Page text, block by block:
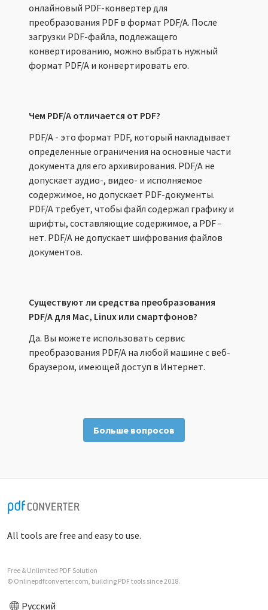
онлайновый PDF-конвертер для
преобразования PDF в формат PDF/A. После
загрузки PDF-файла, подлежащего
конвертированию, можно выбрать нужный
формат PDF/A и конвертировать его.
Чем PDF/A отличается от PDF?
PDF/A - это формат PDF, который накладывает
определенные ограничения на основные части
документа для его архивирования. PDF/A не
допускает аудио-, видео- и исполняемое
содержимое, но допускает PDF-документы.
PDF/A требует, чтобы файл содержал графику и
шрифты, составляющие содержимое, а PDF -
нет. PDF/A не допускает шифрования файлов
документов.
Существуют ли средства преобразования
PDF/A для Mac, Linux или смартфонов?
Да. Вы можете использовать сервис
преобразования PDF/A на любой машине с веб-
браузером, имеющей доступ в Интернет.
Больше вопросов
All tools are free and easy to use.
Free & Unlimited PDF Solution
© Onlinepdfconverter.com, building PDF tools since 2018.
Русский